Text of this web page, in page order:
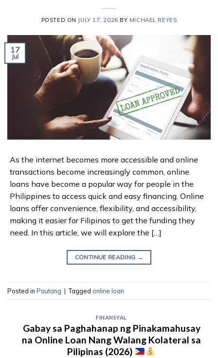
POSTED ON JULY 17, 2026 BY MICHAEL REYES
17
Jul
As the internet becomes more accessible and online
transactions become increasingly common, online
loans have become a popular way for people in the
Philippines to access quick and easy financing. Online
loans offer convenience, flexibility, and accessibility,
making it easier for Filipinos to get the funding they
need. In this article, we will explore the […]
CONTINUE READING →
Posted in Pautang | Tagged online loan
FINANSYAL
Gabay sa Paghahanap ng Pinakamahusay
na Online Loan Nang Walang Kolateral sa
Pilipinas (2026)